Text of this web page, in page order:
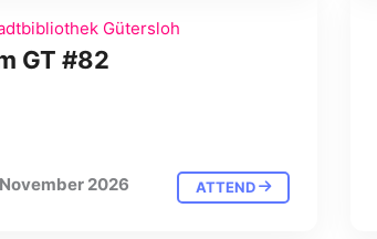
Gütersloh
GT #82
2026 ATTEND